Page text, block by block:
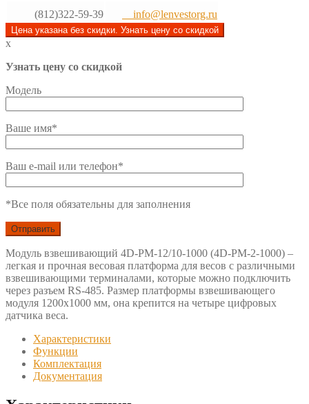
(812)322-59-39
info@lenvestorg.ru
Цена указана без скидки. Узнать цену со скидкой
x
Узнать цену со скидкой
Модель
Ваше имя*
Ваш e-mail или телефон*
*Все поля обязательны для заполнения
Модуль взвешивающий 4D-PM-12/10-1000 (4D-PM-2-1000) –
легкая и прочная весовая платформа для весов с различными
взвешивающими терминалами, которые можно подключить
через разъем RS-485. Размер платформы взвешивающего
модуля 1200х1000 мм, она крепится на четыре цифровых
датчика веса.
Характеристики
Функции
Комплектация
Документация